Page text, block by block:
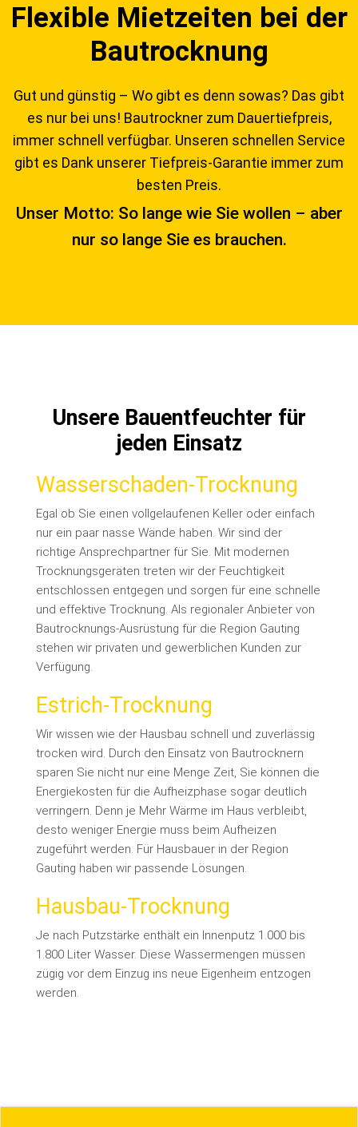
Flexible Mietzeiten bei der
Bautrocknung
Gut und günstig – Wo gibt es denn sowas? Das gibt
es nur bei uns! Bautrockner zum Dauertiefpreis,
immer schnell verfügbar. Unseren schnellen Service
gibt es Dank unserer Tiefpreis-Garantie immer zum
besten Preis.
Unser Motto: So lange wie Sie wollen – aber
nur so lange Sie es brauchen.
Unsere Bauentfeuchter für
jeden Einsatz
Wasserschaden-Trocknung
Egal ob Sie einen vollgelaufenen Keller oder einfach
nur ein paar nasse Wände haben. Wir sind der
richtige Ansprechpartner für Sie. Mit modernen
Trocknungsgeräten treten wir der Feuchtigkeit
entschlossen entgegen und sorgen für eine schnelle
und effektive Trocknung. Als regionaler Anbieter von
Bautrocknungs-Ausrüstung für die Region Gauting
stehen wir privaten und gewerblichen Kunden zur
Verfügung.
Estrich-Trocknung
Wir wissen wie der Hausbau schnell und zuverlässig
trocken wird. Durch den Einsatz von Bautrocknern
sparen Sie nicht nur eine Menge Zeit, Sie können die
Energiekosten für die Aufheizphase sogar deutlich
verringern. Denn je Mehr Wärme im Haus verbleibt,
desto weniger Energie muss beim Aufheizen
zugeführt werden. Für Hausbauer in der Region
Gauting haben wir passende Lösungen.
Hausbau-Trocknung
Je nach Putzstärke enthält ein Innenputz 1.000 bis
1.800 Liter Wasser. Diese Wassermengen müssen
zügig vor dem Einzug ins neue Eigenheim entzogen
werden.